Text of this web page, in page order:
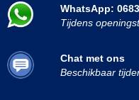
WhatsApp:
Tijdens
Chat met ons
Beschikbaar